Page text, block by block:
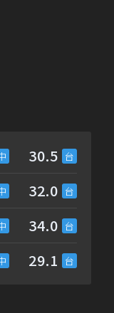
30.5
32.0
34.0
29.1